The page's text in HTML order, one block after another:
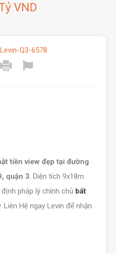
VND
Levin-Q3-6578
tiền view đẹp tại đường
quận 3. Diện tích 9x18m.
pháp lý chính chủ bất
Liên Hệ ngay Levin để nhận